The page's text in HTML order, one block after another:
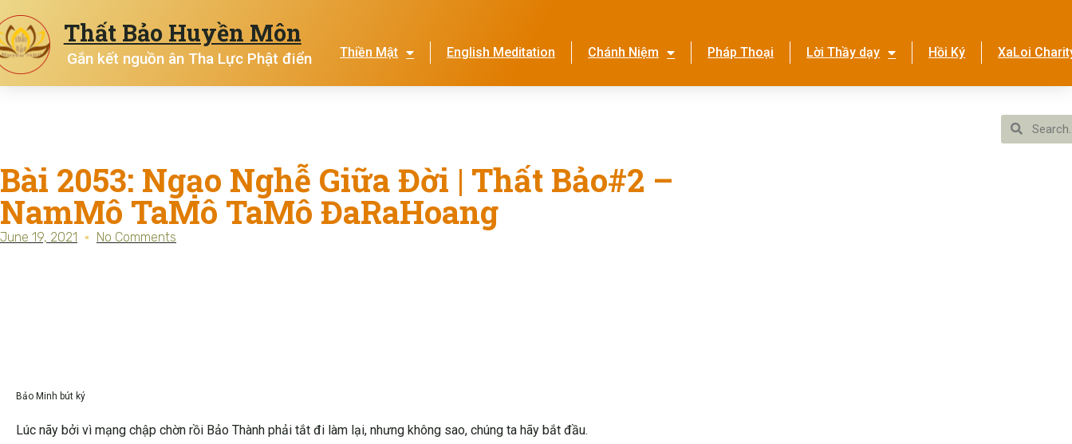
Thất Bảo Huyền Môn
Gắn kết nguồn ân Tha Lực Phật điển Thiền Mật English Meditation Chánh Niệm Pháp Thoại Lời Thầy dạy Hồi Ký XaLoi
Bài 2053: Ngạo Nghễ Giữa Đời | Thất Bảo#2 –
NamMô TaMô TaMô ĐaRaHoang
June 19, 2021 No Comments
Bảo Minh bút ký
Lúc nãy bởi vì mạng chập chờn rồi Bảo Thành phải tắt đi làm lại, nhưng không sao, chúng ta hãy bắt đầu.